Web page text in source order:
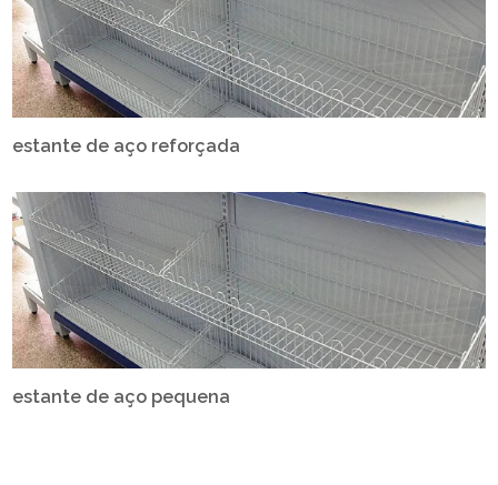
estante de aço reforçada
estante de aço pequena